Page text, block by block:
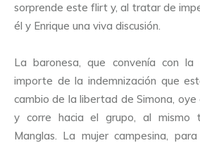
sorprende este flirt y, al tratar de
él y Enrique una viva discusión.
La baronesa, que convenía con
importe de la indemnización que
cambio de la libertad de Simona,
y corre hacia el grupo, al mismo
Manglas. La mujer campesina,